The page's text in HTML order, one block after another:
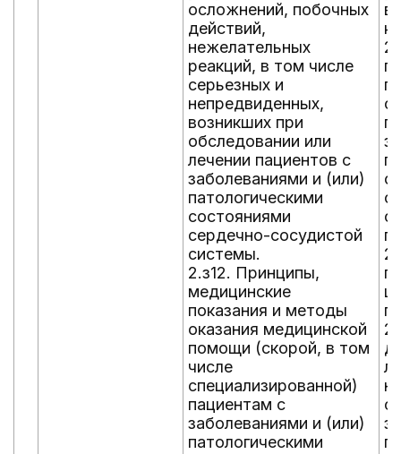
осложнений, побочных
действий,
нежелательных
реакций, в том числе
серьезных и
непредвиденных,
возникших при
обследовании или
лечении пациентов с
заболеваниями и (или)
патологическими
состояниями
сердечно-сосудистой
системы.
2.з12. Принципы,
медицинские
показания и методы
оказания медицинской
помощи (скорой, в том
числе
специализированной)
пациентам с
заболеваниями и (или)
патологическими